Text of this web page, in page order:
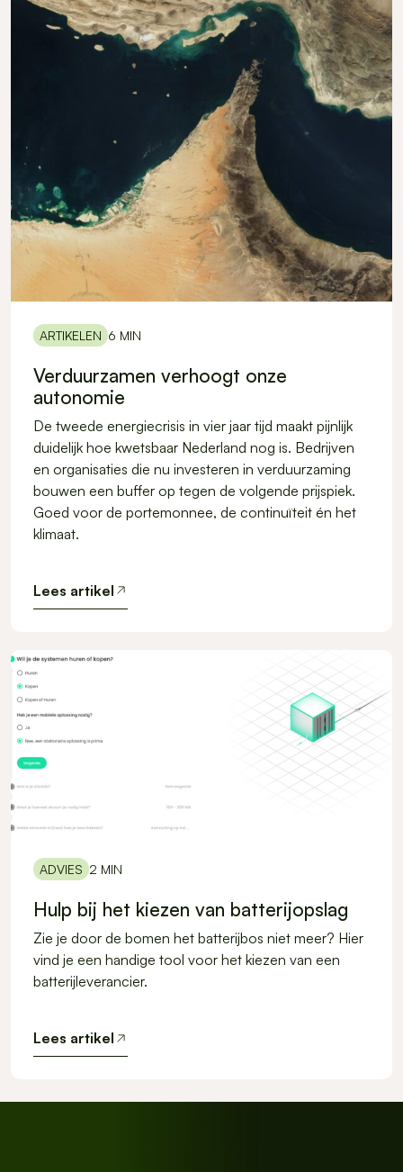
ARTIKELEN 6 MIN
Verduurzamen verhoogt onze
autonomie
De tweede energiecrisis in vier jaar tijd maakt pijnlijk
duidelijk hoe kwetsbaar Nederland nog is. Bedrijven
en organisaties die nu investeren in verduurzaming
bouwen een buffer op tegen de volgende prijspiek.
Goed voor de portemonnee, de continuïteit én het
klimaat.
Lees artikel
ADVIES 2 MIN
Hulp bij het kiezen van batterijopslag
Zie je door de bomen het batterijbos niet meer? Hier
vind je een handige tool voor het kiezen van een
batterijleverancier.
Lees artikel